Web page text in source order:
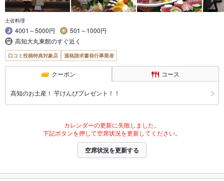
土佐料理
4001～5000円
501～1000円
高知大丸東館のすぐ近く
口コミ投稿特典対象店 適格請求書発行事業者
クーポン コース
高知のお土産！ 芋けんぴプレゼント！！
カレンダーの更新に失敗しました。
下記ボタンを押して空席状況を更新してください。
空席状況を更新する